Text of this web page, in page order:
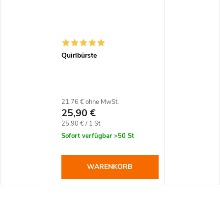
Quirlbürste
21,76 € ohne MwSt.
25,90 €
Verkaufspreis:
25,90 € / 1 St
Sofort verfügbar >50 St
WARENKORB